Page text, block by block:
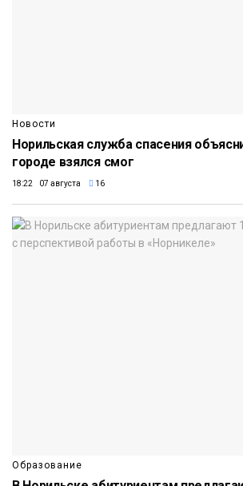
Новости
Норильская служба спасения
городе взялся смог
18:22 07 августа 16
Образование